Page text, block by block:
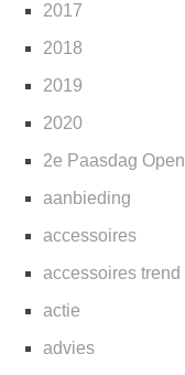
2017
2018
2019
2020
2e Paasdag Open
aanbieding
accessoires
accessoires trend
actie
advies